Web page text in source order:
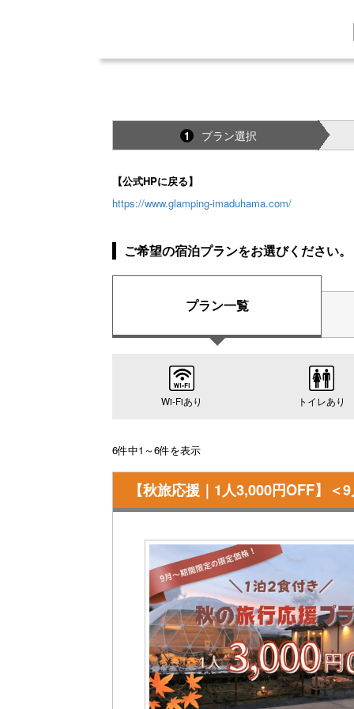
1 プラン選択
【公式HPに戻る】
https://www.glamping-imaduhama.com/
ご希望の宿泊プランをお選びください。
プラン一覧
Wi-Fiあり トイレあり
6件中1～6件を表示
【秋旅応援｜1人3,000円OFF】